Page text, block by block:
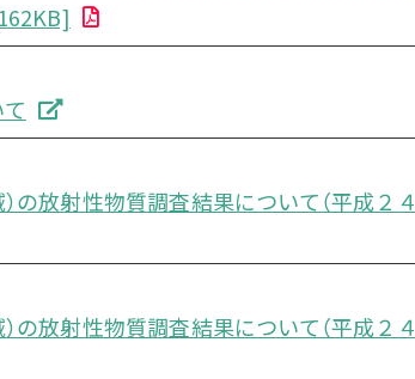
の放射性物質調査結果について（平成２４
の放射性物質調査結果について（平成２４